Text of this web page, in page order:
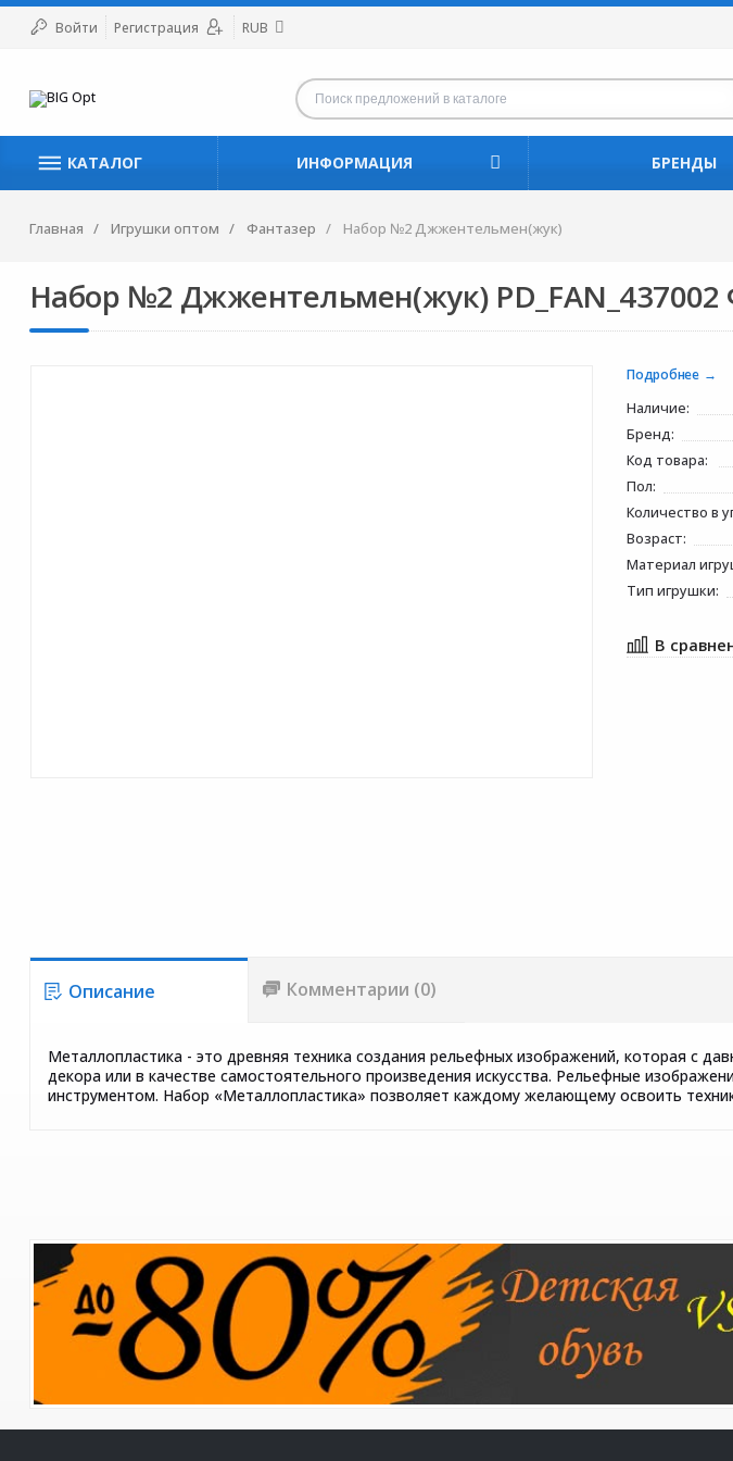
Войти Регистрация RUB
КАТАЛОГ ИНФОРМАЦИЯ БРЕНДЫ
Главная Игрушки оптом Фантазер Набор №2 Джжентельмен(жук)
Набор №2 Джжентельмен(жук) PD_FAN_437002
Подробнее
Наличие:
Бренд:
Код товара:
Пол:
Количество в
Возраст:
Материал
Тип игрушки:
Описание Комментарии (0)
Металлопластика - это древняя техника создания рельефных изображений, которая с
декора или в качестве самостоятельного произведения искусства. Рельефные
инструментом. Набор «Металлопластика» позволяет каждому желающему освоить